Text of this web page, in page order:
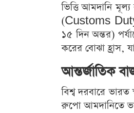
ভিত্তি আমদানি
(Customs Duty)
১৫ দিন অন্তর)
করের বোঝা হ্রাস,
আন্তর্জাতিক
বিশ্ব দরবারে ভারত
রুপো আমদানিতে